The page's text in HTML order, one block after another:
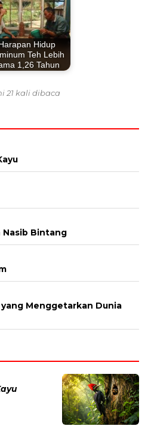
Hidup
Teh Lebih
1,26 Tahun
21 kali dibaca
Nasib Bintang
Menggetarkan Dunia